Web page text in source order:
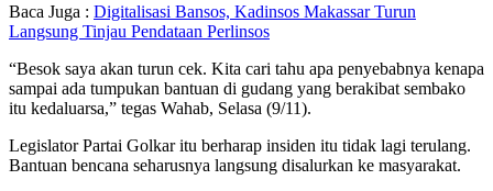
Baca Juga : Digitalisasi Bansos, Kadinsos Makassar Turun
Langsung Tinjau Pendataan Perlinsos
“Besok saya akan turun cek. Kita cari tahu apa penyebabnya kenapa
sampai ada tumpukan bantuan di gudang yang berakibat sembako
itu kedaluarsa,” tegas Wahab, Selasa (9/11).
Legislator Partai Golkar itu berharap insiden itu tidak lagi terulang.
Bantuan bencana seharusnya langsung disalurkan ke masyarakat.